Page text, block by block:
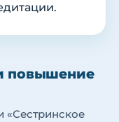
повышение
«Сестринское